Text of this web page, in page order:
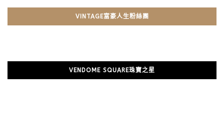
VINTAGE富豪人生粉絲團
VENDOME SQUARE珠寶之星